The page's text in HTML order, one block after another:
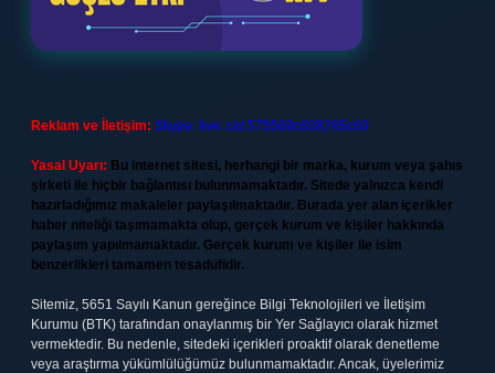
Reklam ve İletişim: Skype: live:.cid.575569c608265c69
Yasal Uyarı: Bu internet sitesi, herhangi bir marka, kurum veya şahıs
şirketi ile hiçbir bağlantısı bulunmamaktadır. Sitede yalnızca kendi
hazırladığımız makaleler paylaşılmaktadır. Burada yer alan içerikler
haber niteliği taşımamakta olup, gerçek kurum ve kişiler hakkında
paylaşım yapılmamaktadır. Gerçek kurum ve kişiler ile isim
benzerlikleri tamamen tesadüfidir.
Sitemiz, 5651 Sayılı Kanun gereğince Bilgi Teknolojileri ve İletişim
Kurumu (BTK) tarafından onaylanmış bir Yer Sağlayıcı olarak hizmet
vermektedir. Bu nedenle, sitedeki içerikleri proaktif olarak denetleme
veya araştırma yükümlülüğümüz bulunmamaktadır. Ancak, üyelerimiz